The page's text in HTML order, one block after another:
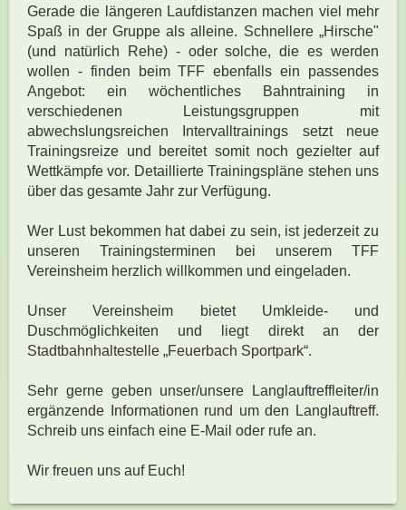
Gerade die längeren Laufdistanzen machen viel mehr
Spaß in der Gruppe als alleine. Schnellere „Hirsche"
(und natürlich Rehe) - oder solche, die es werden
wollen - finden beim TFF ebenfalls ein passendes
Angebot: ein wöchentliches Bahntraining in
verschiedenen Leistungsgruppen mit
abwechslungsreichen Intervalltrainings setzt neue
Trainingsreize und bereitet somit noch gezielter auf
Wettkämpfe vor. Detaillierte Trainingspläne stehen uns
über das gesamte Jahr zur Verfügung.
Wer Lust bekommen hat dabei zu sein, ist jederzeit zu
unseren Trainingsterminen bei unserem TFF
Vereinsheim herzlich willkommen und eingeladen.
Unser Vereinsheim bietet Umkleide- und
Duschmöglichkeiten und liegt direkt an der
Stadtbahnhaltestelle „Feuerbach Sportpark“.
Sehr gerne geben unser/unsere Langlauftreffleiter/in
ergänzende Informationen rund um den Langlauftreff.
Schreib uns einfach eine E-Mail oder rufe an.
Wir freuen uns auf Euch!